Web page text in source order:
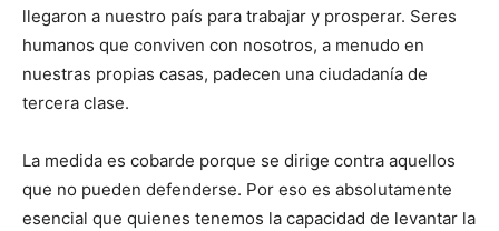
llegaron a nuestro país para trabajar y prosperar. Seres
humanos que conviven con nosotros, a menudo en
nuestras propias casas, padecen una ciudadanía de
tercera clase.
La medida es cobarde porque se dirige contra aquellos
que no pueden defenderse. Por eso es absolutamente
esencial que quienes tenemos la capacidad de levantar la